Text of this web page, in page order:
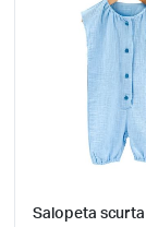
Salopeta